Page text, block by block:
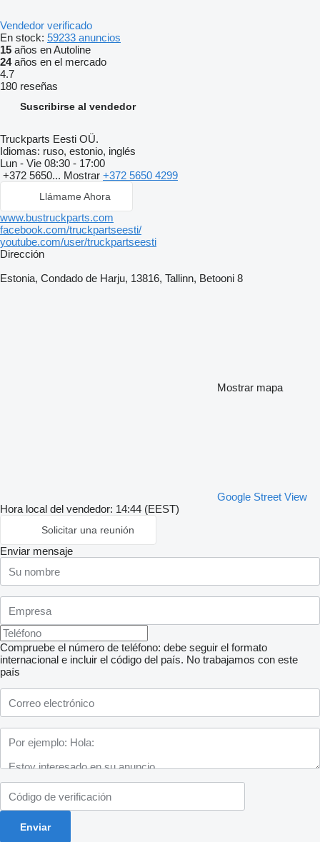
Vendedor verificado
En stock: 59233 anuncios
15 años en Autoline
24años en el mercado
4.7
180 reseñas
Suscribirse al vendedor
Truckparts Eesti OÜ.
Idiomas: ruso, estonio, inglés
Lun - Vie 08:30 - 17:00
+372 5650... Mostrar +372 5650 4299
Llámame Ahora
www.bustruckparts.com
facebook.com/truckpartseesti/
youtube.com/user/truckpartseesti
Dirección
Estonia, Condado de Harju, 13816, Tallinn, Betooni 8
Mostrar mapa
Google Street View
Hora local del vendedor: 14:44 (EEST)
Solicitar una reunión
Enviar mensaje
Compruebe el número de teléfono: debe seguir el formato
internacional e incluir el código del país. No trabajamos con este
país